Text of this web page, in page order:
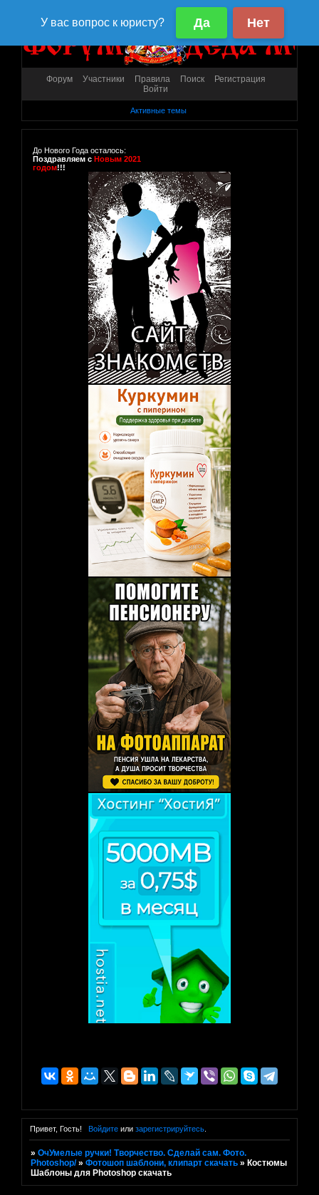
Форум Участники Правила Поиск
Регистрация
Войти
Активные темы
До Нового Года осталось:
Поздравляем с Новым 2021
годом!!!
Привет, Гость! Войдитеили зарегистрируйтесь.
»ОчУмелые ручки! Творчество. Сделай сам. Фото.
Photoshop/ »Фотошоп шаблони, клипарт скачать » Костюмы
Шаблоны для Photoshop скачать